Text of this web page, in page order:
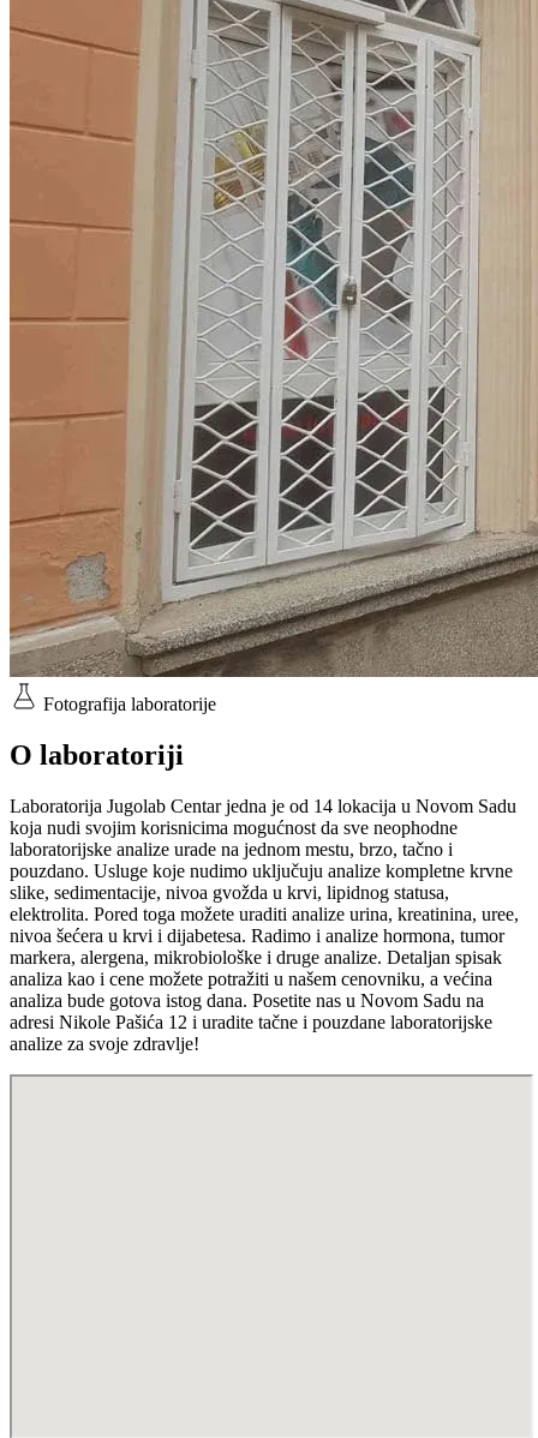
Fotografija laboratorije
O laboratoriji
Laboratorija Jugolab Centar jedna je od 14 lokacija u Novom Sadu
koja nudi svojim korisnicima mogućnost da sve neophodne
laboratorijske analize urade na jednom mestu, brzo, tačno i
pouzdano. Usluge koje nudimo uključuju analize kompletne krvne
slike, sedimentacije, nivoa gvožda u krvi, lipidnog statusa,
elektrolita. Pored toga možete uraditi analize urina, kreatinina, uree,
nivoa šećera u krvi i dijabetesa. Radimo i analize hormona, tumor
markera, alergena, mikrobiološke i druge analize. Detaljan spisak
analiza kao i cene možete potražiti u našem cenovniku, a većina
analiza bude gotova istog dana. Posetite nas u Novom Sadu na
adresi Nikole Pašića 12 i uradite tačne i pouzdane laboratorijske
analize za svoje zdravlje!